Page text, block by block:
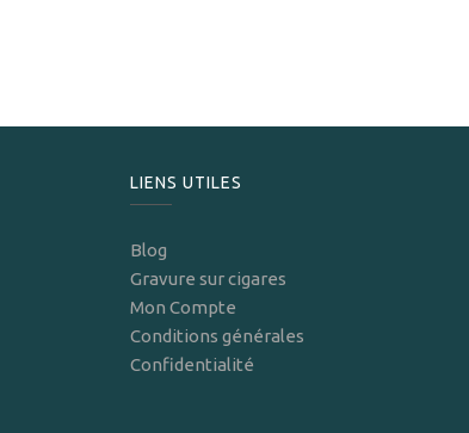
LIENS UTILES
Blog
Gravure sur cigares
Mon Compte
Conditions générales
Confidentialité